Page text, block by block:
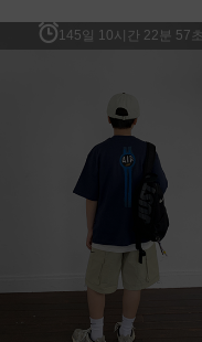
145일 10시간 22분 57초